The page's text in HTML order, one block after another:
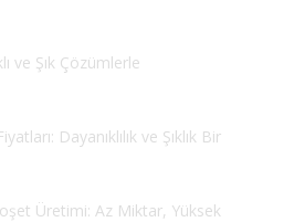
ve Şık Çözümlerle
Dayanıklılık ve Şıklık Bir
Üretimi: Az Miktar, Yüksek